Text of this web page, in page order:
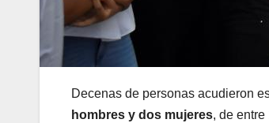
Decenas de personas acudieron
hombres y dos mujeres, de